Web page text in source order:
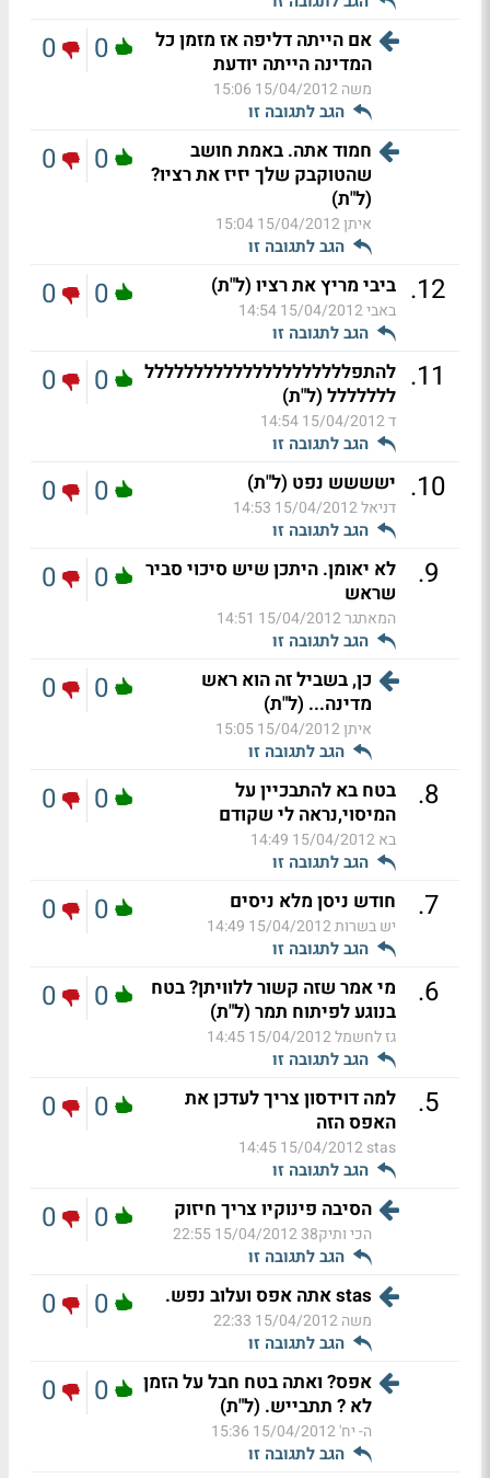
אם הייתה דליפה אז מזמן כל
המדינה הייתה יודעת
משה15/04/2012 15:06
הגב לתגובה זו
0
0
חמוד אתה. באמת חושב
שהטוקבק שלך יזיז את רציו?
(ל"ת)
איתן15/04/2012 15:04
הגב לתגובה זו
0
0
12
. ביבי מריץ את רציו (ל"ת)
באבי15/04/2012 14:54
הגב לתגובה זו
0
0
11
. להתפללללללללללללללללללללל
ללללללל (ל"ת)
ד15/04/2012 14:54
הגב לתגובה זו
0
0
10
. ישששש נפט (ל"ת)
דניאל15/04/2012 14:53
הגב לתגובה זו
0
0
9
.
לא יאומן. היתכן שיש סיכוי סביר
שראש
המאתגר15/04/2012 14:51
הגב לתגובה זו
0
0
כן, בשביל זה הוא ראש
מדינה... (ל"ת)
איתן15/04/2012 15:05
הגב לתגובה זו
0
0
8
.
בטח בא להתבכיין על
המיסוי,נראה לי שקודם
בא15/04/2012 14:49
הגב לתגובה זו
0
0
7
. חודש ניסן מלא ניסים
יש בשרות15/04/2012 14:49
הגב לתגובה זו
0
0
6
.
מי אמר שזה קשור ללוויתן? בטח
בנוגע לפיתוח תמר (ל"ת)
גז לחשמל15/04/2012 14:45
הגב לתגובה זו
0
0
5
.
למה דוידסון צריך לעדכן את
האפס הזה
stas
15/04/2012 14:45
הגב לתגובה זו
0
0
הסיבה פינוקיו צריך חיזוק
הכי ותיק38 15/04/2012 22:55
הגב לתגובה זו
0
0
stas אתה אפס ועלוב נפש.
משה15/04/2012 22:33
הגב לתגובה זו
0
0
אפס? ואתה בטח חבל על הזמן
לא ? תתבייש. (ל"ת)
ה- יח'15/04/2012 15:36
הגב לתגובה זו
0
0